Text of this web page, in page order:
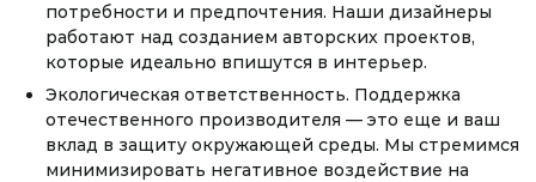
потребности и предпочтения. Наши дизайнеры
работают над созданием авторских проектов,
которые идеально впишутся в интерьер.
Экологическая ответственность. Поддержка
отечественного производителя — это еще и ваш
вклад в защиту окружающей среды. Мы стремимся
минимизировать негативное воздействие на